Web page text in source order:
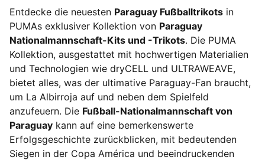
Entdecke die neuesten Paraguay Fußballtrikots in
PUMAs exklusiver Kollektion von Paraguay
Nationalmannschaft-Kits und -Trikots. Die PUMA
Kollektion, ausgestattet mit hochwertigen Materialien
und Technologien wie dryCELL und ULTRAWEAVE,
bietet alles, was der ultimative Paraguay-Fan braucht,
um La Albirroja auf und neben dem Spielfeld
anzufeuern. Die Fußball-Nationalmannschaft von
Paraguay kann auf eine bemerkenswerte
Erfolgsgeschichte zurückblicken, mit bedeutenden
Siegen in der Copa América und beeindruckenden